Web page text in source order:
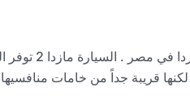
من وجهة